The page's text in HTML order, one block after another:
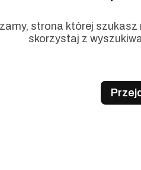
strona której szukasz
skorzystaj z